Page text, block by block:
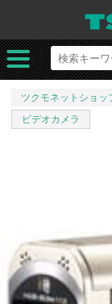
ツクモネットショッ
ビデオカメラ